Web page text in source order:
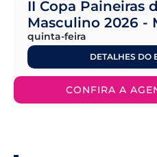
II Copa Paineiras
Masculino 2026 -
quinta-feira
DETALHES DO
CONFIRA A